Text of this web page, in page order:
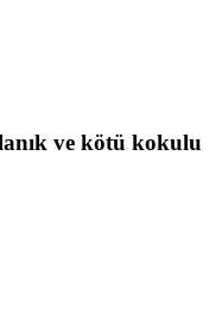
ve kötü kokulu